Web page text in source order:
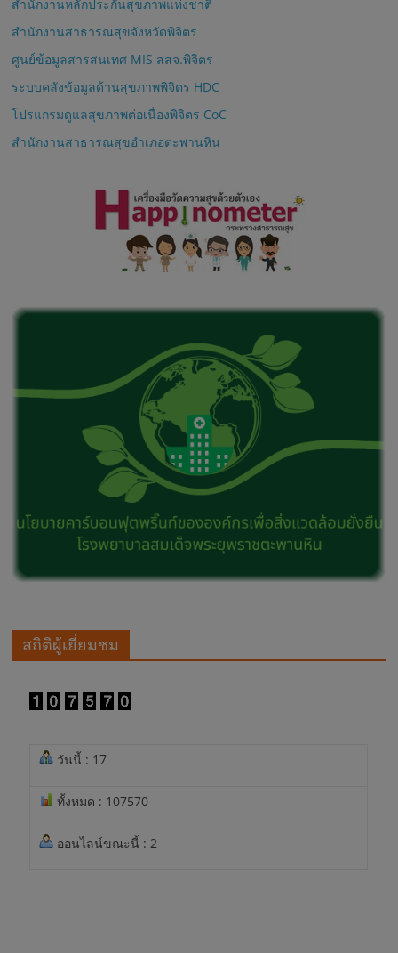
สำนักงานหลักประกันสุขภาพแห่งชาติ
สำนักงานสาธารณสุขจังหวัดพิจิตร
ศูนย์ข้อมูลสารสนเทศ MIS สสจ.พิจิตร
ระบบคลังข้อมูลด้านสุขภาพพิจิตร HDC
โปรแกรมดูแลสุขภาพต่อเนื่องพิจิตร CoC
สำนักงานสาธารณสุขอำเภอตะพานหิน
สถิติผู้เยี่ยมชม
วันนี้ : 17
ทั้งหมด : 107570
ออนไลน์ขณะนี้ : 2